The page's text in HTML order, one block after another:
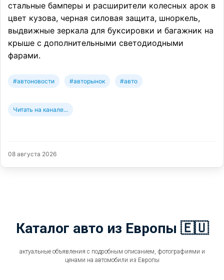
стальные бамперы и расширители колесных арок в
цвет кузова, черная силовая защита, шноркель,
выдвижные зеркала для буксировки и багажник на
крыше с дополнительными светодиодными
фарами.
#автоновости #авторынок #авто
Читать на канале...
08 августа 2026
Каталог авто из Европы 🇪🇺
актуальные объявления с подробным описанием, фотографиями и
ценами на автомобили из Европы